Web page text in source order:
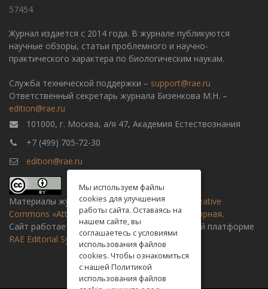
57454
Журнал издается с 2014 года. В журнале публикуются
научные обзоры, статьи проблемного и научно-
практического характера по биологическим наукам.
Служба технической поддержки – support@rae.ru
Ответственный секретарь журнала Бизенкова М.Н. –
edition@rae.ru
101000, г. Москва, а/я 47, Академия Естествознания
+7 (499) 705-72-30
edition@rae.ru
Материалы журнала доступны полицензии Creative
Commons «Attribution» («Атрибуция») 4.0 Всемирная.
Сайт работает на универсальной издательской платформе
RAE Editorial System
Мы используем файлы
cookies для улучшения
работы сайта. Оставаясь на
нашем сайте, вы
соглашаетесь с условиями
использования файлов
cookies. Чтобы ознакомиться
с нашей Политикой
использования файлов